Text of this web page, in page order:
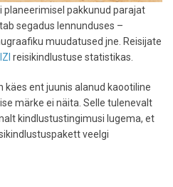
planeerimisel pakkunud parajat
segadus lennunduses –
muudatused jne. Reisijate
IIZI reisikindlustuse statistikas.
käes ent juunis alanud kaootiline
märke ei näita. Selle tulenevalt
kindlustustingimusi lugema, et
veelgi